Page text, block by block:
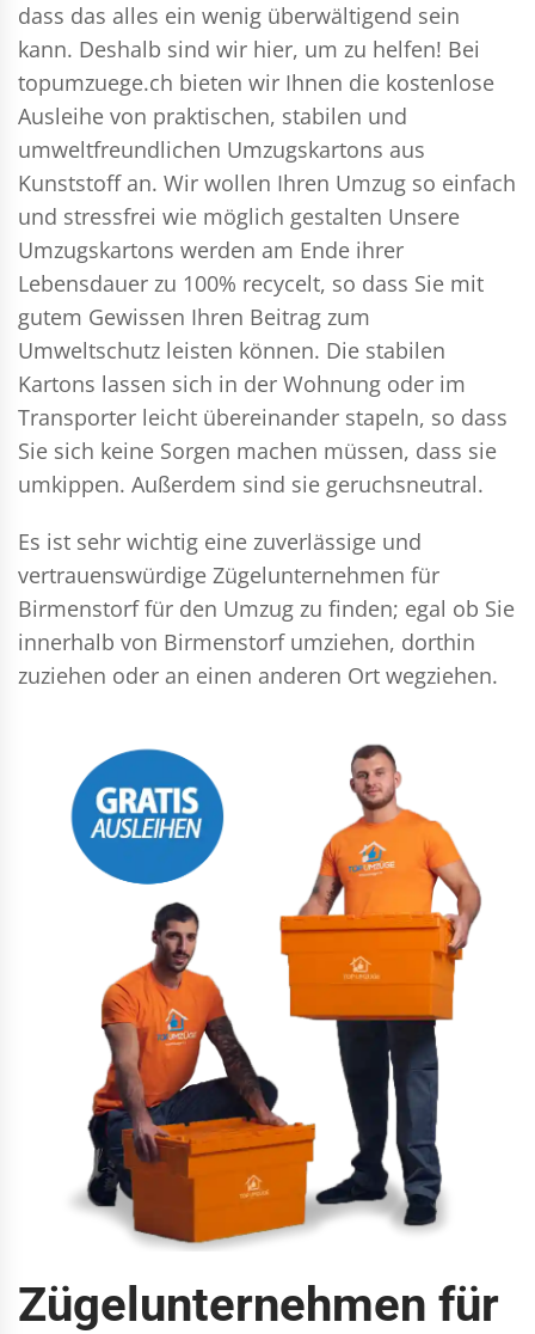
dass das alles ein wenig überwältigend sein
kann. Deshalb sind wir hier, um zu helfen! Bei
topumzuege.ch bieten wir Ihnen die kostenlose
Ausleihe von praktischen, stabilen und
umweltfreundlichen Umzugskartons aus
Kunststoff an. Wir wollen Ihren Umzug so einfach
und stressfrei wie möglich gestalten Unsere
Umzugskartons werden am Ende ihrer
Lebensdauer zu 100% recycelt, so dass Sie mit
gutem Gewissen Ihren Beitrag zum
Umweltschutz leisten können. Die stabilen
Kartons lassen sich in der Wohnung oder im
Transporter leicht übereinander stapeln, so dass
Sie sich keine Sorgen machen müssen, dass sie
umkippen. Außerdem sind sie geruchsneutral.
Es ist sehr wichtig eine zuverlässige und
vertrauenswürdige Zügelunternehmen für
Birmenstorf für den Umzug zu finden; egal ob Sie
innerhalb von Birmenstorf umziehen, dorthin
zuziehen oder an einen anderen Ort wegziehen.
Zügelunternehmen für